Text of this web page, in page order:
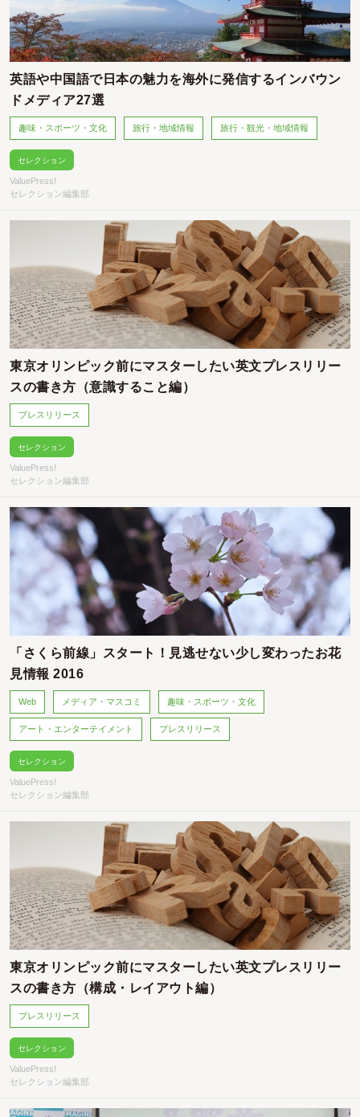
英語や中国語で日本の魅力を海外に発信するインバウン
ドメディア27選
趣味・スポーツ・文化 旅行・地域情報 旅行・観光・地域情報
セレクション
ValuePress!
セレクション編集部
東京オリンピック前にマスターしたい英文プレスリリー
スの書き方（意識すること編）
プレスリリース
セレクション
ValuePress!
セレクション編集部
「さくら前線」スタート！見逃せない少し変わったお花
見情報 2016
Web メディア・マスコミ 趣味・スポーツ・文化
アート・エンターテイメント プレスリリース
セレクション
ValuePress!
セレクション編集部
東京オリンピック前にマスターしたい英文プレスリリー
スの書き方（構成・レイアウト編）
プレスリリース
セレクション
ValuePress!
セレクション編集部